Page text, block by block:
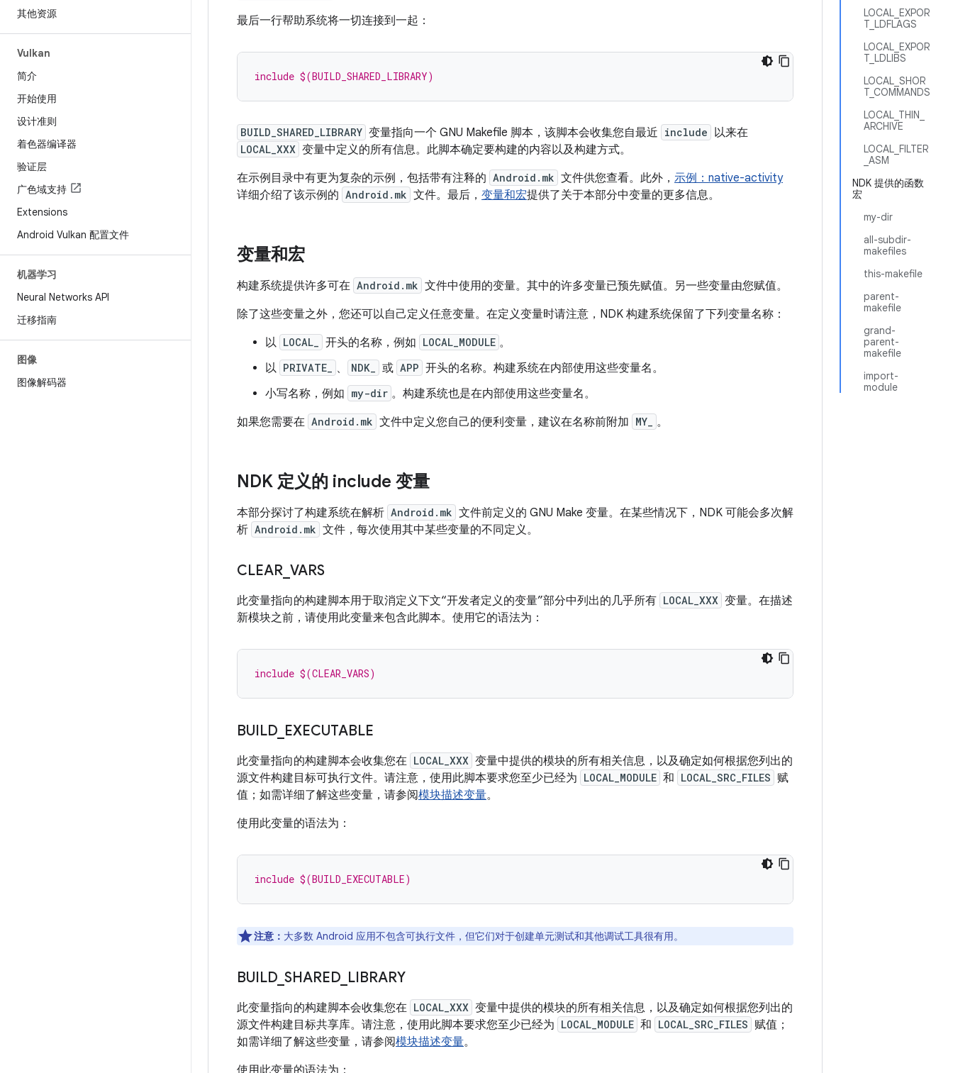
其他资源
Vulkan
简介
开始使用
设计准则
着色器编译器
验证层
广色域支持
Extensions
Android Vulkan 配置文件
机器学习
Neural Networks API
迁移指南
图像
图像解码器
LOCAL_EXPOR
T_LDFLAGS
LOCAL_EXPOR
T_LDLIBS
LOCAL_SHOR
T_COMMANDS
LOCAL_THIN_
ARCHIVE
LOCAL_FILTER
_ASM
NDK 提供的函数
宏
my-dir
all-subdir-
makefiles
this-makefile
parent-
makefile
grand-
parent-
makefile
import-
module
最后一行帮助系统将一切连接到一起：
include $(BUILD_SHARED_LIBRARY)
BUILD_SHARED_LIBRARY 变量指向一个 GNU Makefile 脚本，该脚本会收集您自最近 include 以来在
LOCAL_XXX 变量中定义的所有信息。此脚本确定要构建的内容以及构建方式。
在示例目录中有更为复杂的示例，包括带有注释的 Android.mk 文件供您查看。此外， 示例：native-activity
详细介绍了该示例的 Android.mk 文件。最后， 变量和宏提供了关于本部分中变量的更多信息。
变量和宏
构建系统提供许多可在 Android.mk 文件中使用的变量。其中的许多变量已预先赋值。另一些变量由您赋值。
除了这些变量之外，您还可以自己定义任意变量。在定义变量时请注意，NDK 构建系统保留了下列变量名称：
以 LOCAL_ 开头的名称，例如 LOCAL_MODULE 。
以 PRIVATE_ 、 NDK_ 或 APP 开头的名称。构建系统在内部使用这些变量名。
小写名称，例如 my-dir 。构建系统也是在内部使用这些变量名。
如果您需要在 Android.mk 文件中定义您自己的便利变量，建议在名称前附加 MY_ 。
NDK 定义的 include 变量
本部分探讨了构建系统在解析 Android.mk 文件前定义的 GNU Make 变量。在某些情况下，NDK 可能会多次解
析 Android.mk 文件，每次使用其中某些变量的不同定义。
CLEAR VARS
此变量指向的构建脚本用于取消定义下文“开发者定义的变量”部分中列出的几乎所有 LOCAL_XXX 变量。在描述
新模块之前，请使用此变量来包含此脚本。使用它的语法为：
include $(CLEAR_VARS)
BUILD EXECUTABLE
此变量指向的构建脚本会收集您在 LOCAL_XXX 变量中提供的模块的所有相关信息，以及确定如何根据您列出的
源文件构建目标可执行文件。请注意，使用此脚本要求您至少已经为 LOCAL_MODULE 和 LOCAL_SRC_FILES 赋
值；如需详细了解这些变量，请参阅模块描述变量。
使用此变量的语法为：
include $(BUILD_EXECUTABLE)
注意： 大多数 Android 应用不包含可执行文件，但它们对于创建单元测试和其他调试工具很有用。
BUILD SHARED LIBRARY
此变量指向的构建脚本会收集您在 LOCAL_XXX 变量中提供的模块的所有相关信息，以及确定如何根据您列出的
源文件构建目标共享库。请注意，使用此脚本要求您至少已经为 LOCAL_MODULE 和 LOCAL_SRC_FILES 赋值；
如需详细了解这些变量，请参阅模块描述变量。
使用此变量的语法为：